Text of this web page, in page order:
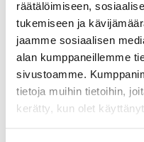
räätälöimiseen,
tukemiseen ja
jaamme sosiaalisen
alan kumppaneillemme
sivustoamme.
tietoja muihin tietoihin,
kerätty, kun olet
ä
ä
e
s
i
t
e